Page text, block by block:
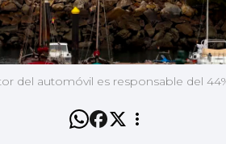
del automóvil es responsable del